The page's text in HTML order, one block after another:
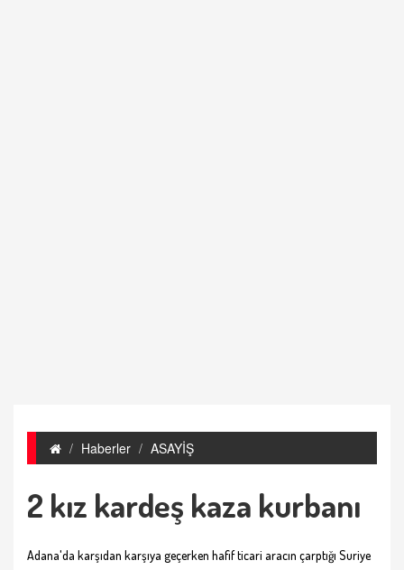
Haberler ASAYİŞ
2 kız kardeş kaza kurbanı
Adana'da karşıdan karşıya geçerken hafif ticari aracın çarptığı Suriye